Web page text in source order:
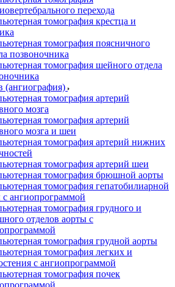
перехода
томография крестца и
томография поясничного
позвоночника
томография шейного отдела
(ангиография)
томография артерий
мозга
томография артерий
мозга и шеи
томография артерий нижних
томография артерий шеи
томография брюшной аорты
томография гепатобилиарной
с ангиопрограммой
томография грудного и
отделов аорты с
томография грудной аорты
томография легких и
с ангиопрограммой
томография почек